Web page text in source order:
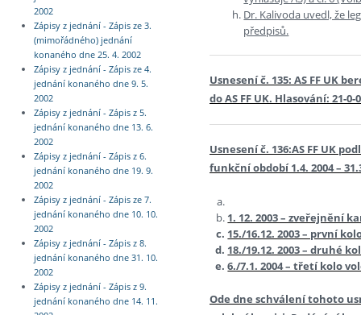
2002
Zápisy z jednání - Zápis ze 3.
(mimořádného) jednání
konaného dne 25. 4. 2002
Zápisy z jednání - Zápis ze 4.
jednání konaného dne 9. 5.
2002
Zápisy z jednání - Zápis z 5.
jednání konaného dne 13. 6.
2002
Zápisy z jednání - Zápis z 6.
jednání konaného dne 19. 9.
2002
Zápisy z jednání - Zápis ze 7.
jednání konaného dne 10. 10.
2002
Zápisy z jednání - Zápis z 8.
jednání konaného dne 31. 10.
2002
Zápisy z jednání - Zápis z 9.
jednání konaného dne 14. 11.
Dr. Kalivoda uvedl, že
předpisů.
Usnesení č. 135: AS FF UK
do AS FF UK. Hlasování: 21-0-
Usnesení č. 136:AS FF UK
funkční období 1.4. 2004 –
1. 12. 2003 – zveřejnění
15./16.12. 2003 – první
18./19.12. 2003 – druhé
6./7.1. 2004 – třetí kolo
Ode dne schválení tohoto